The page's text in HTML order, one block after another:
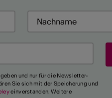
und nur für die Newsletter-
Sie sich mit der Speicherung und
einverstanden. Weitere